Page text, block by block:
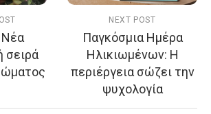
Νέα
σειρά
NEXT POST
Παγκόσμια Ημέρα
Ηλικιωμένων: Η
περιέργεια σώζει την
ψυχολογία